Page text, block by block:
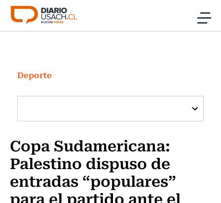
Click acá para ir directamente al contenido
Investigación
Cultura
Programas Radio y TV Usach
Deporte
Copa Sudamericana:
Palestino dispuso de
entradas “populares”
para el partido ante el